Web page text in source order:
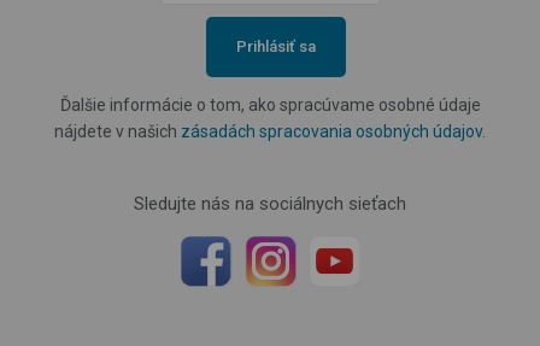
Prihlásiť sa
Ďalšie informácie o tom, ako spracúvame osobné údaje
nájdete v našich zásadách spracovania osobných údajov.
Sledujte nás na sociálnych sieťach